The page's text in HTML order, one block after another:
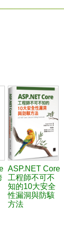
ASP.NET Core
工程師不可不
知的10大安全
性漏洞與防駭
方法